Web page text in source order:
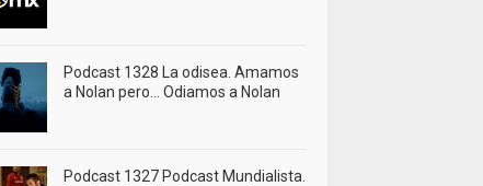
Podcast 1328 La odisea. Amamos
a Nolan pero… Odiamos a Nolan
Podcast 1327 Podcast Mundialista.